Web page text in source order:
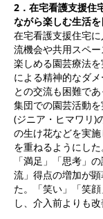
2 ．在宅看護支援
ながら楽しむ生活
在宅看護支援住宅
流機会や共用スペ
楽しめる園芸療法
による精神的なダ
との交流も困難で
集団での園芸活動
(ジニア・ヒマワリ)
の生け花などを実
を重ねるようにし
「満足」「思考」
流」得点の増加が
た。「笑い」「笑
し、介入前よりも改